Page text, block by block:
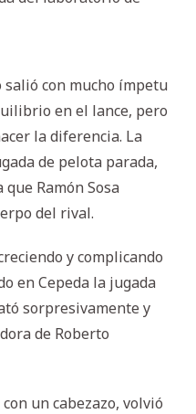
salió con mucho ímpetu
en el lance, pero
la diferencia. La
de pelota parada,
Ramón Sosa
del rival.
y complicando
en Cepeda la jugada
sorpresivamente y
de Roberto
un cabezazo, volvió